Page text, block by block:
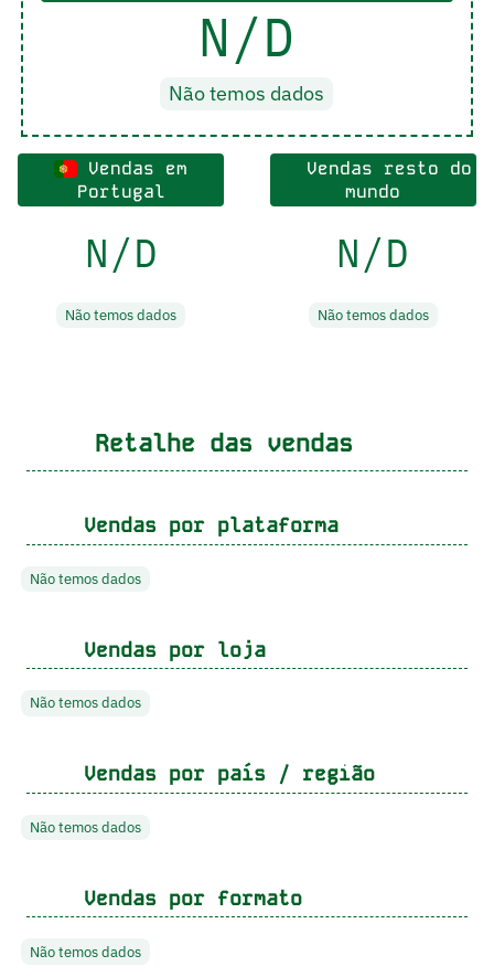
N/D
Não temos dados
Vendas em
Portugal
N/D
Não temos dados
Vendas resto do
mundo
N/D
Não temos dados
Retalhe das vendas
Vendas por plataforma
Não temos dados
Vendas por loja
Não temos dados
Vendas por país / região
Não temos dados
Vendas por formato
Não temos dados